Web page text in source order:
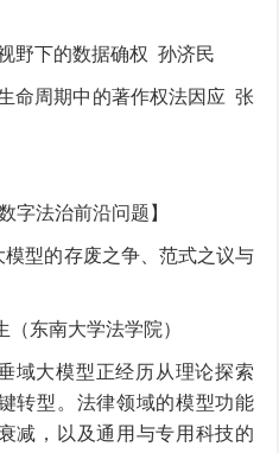
野下的数据确权 孙济民
命周期中的著作权法因应 张
字法治前沿问题】
模型的存废之争、范式之议与
（东南大学法学院）
域大模型正经历从理论探索
转型。法律领域的模型功能
减，以及通用与专用科技的